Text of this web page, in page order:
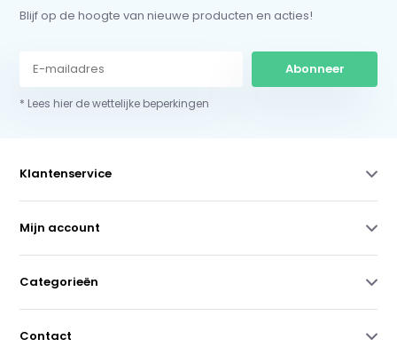
Blijf op de hoogte van nieuwe producten en acties!
Abonneer
* Lees hier de wettelijke beperkingen
Klantenservice
Mijn account
Categorieën
Contact